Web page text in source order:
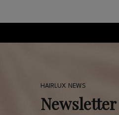
Newsletter